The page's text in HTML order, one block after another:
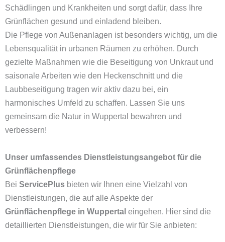
Schädlingen und Krankheiten und sorgt dafür, dass Ihre
Grünflächen gesund und einladend bleiben.
Die Pflege von Außenanlagen ist besonders wichtig, um die
Lebensqualität in urbanen Räumen zu erhöhen. Durch
gezielte Maßnahmen wie die Beseitigung von Unkraut und
saisonale Arbeiten wie den Heckenschnitt und die
Laubbeseitigung tragen wir aktiv dazu bei, ein
harmonisches Umfeld zu schaffen. Lassen Sie uns
gemeinsam die Natur in Wuppertal bewahren und
verbessern!
Unser umfassendes Dienstleistungsangebot für die
Grünflächenpflege
Bei ServicePlus bieten wir Ihnen eine Vielzahl von
Dienstleistungen, die auf alle Aspekte der
Grünflächenpflege in Wuppertal eingehen. Hier sind die
detaillierten Dienstleistungen, die wir für Sie anbieten: